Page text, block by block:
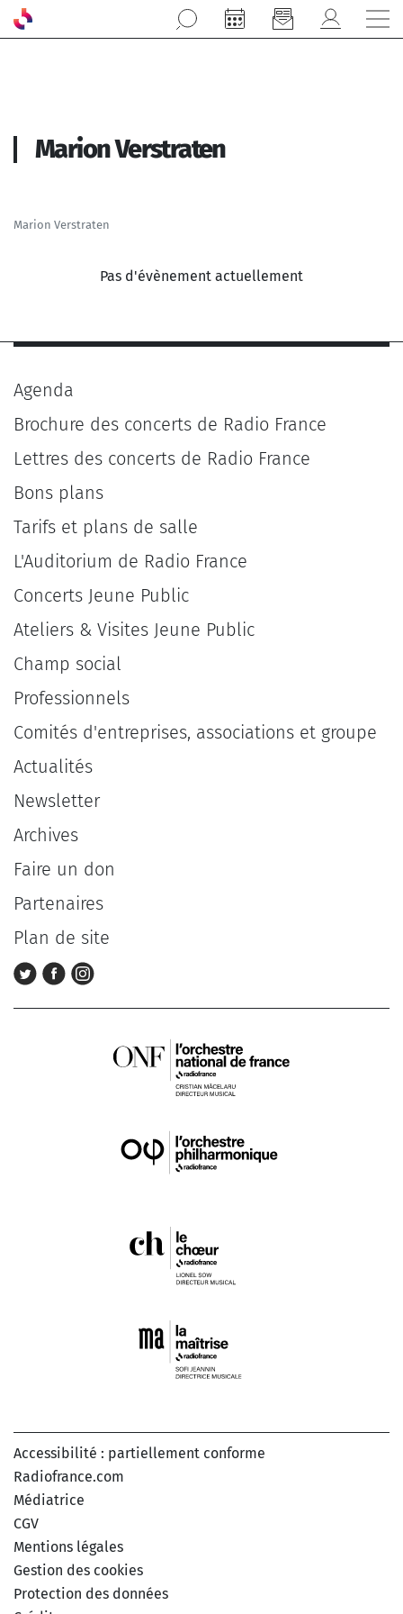
Aller au contenu principal
Marion Verstraten
Marion Verstraten
Pas d'évènement actuellement
Agenda
Brochure des concerts de Radio France
Lettres des concerts de Radio France
Bons plans
Tarifs et plans de salle
L'Auditorium de Radio France
Concerts Jeune Public
Ateliers & Visites Jeune Public
Champ social
Professionnels
Comités d'entreprises, associations et groupe
Actualités
Newsletter
Archives
Faire un don
Partenaires
Plan de site
Accessibilité : partiellement conforme
Radiofrance.com
Médiatrice
CGV
Mentions légales
Gestion des cookies
Protection des données